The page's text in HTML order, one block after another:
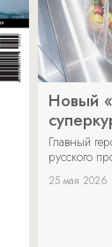
Новый
Главный
русского
25 мая 2026